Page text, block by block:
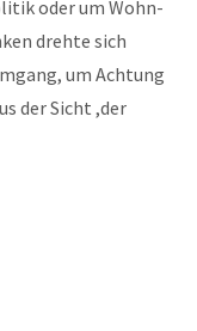
oder um Wohn-
drehte sich
um Achtung
der Sicht ,der